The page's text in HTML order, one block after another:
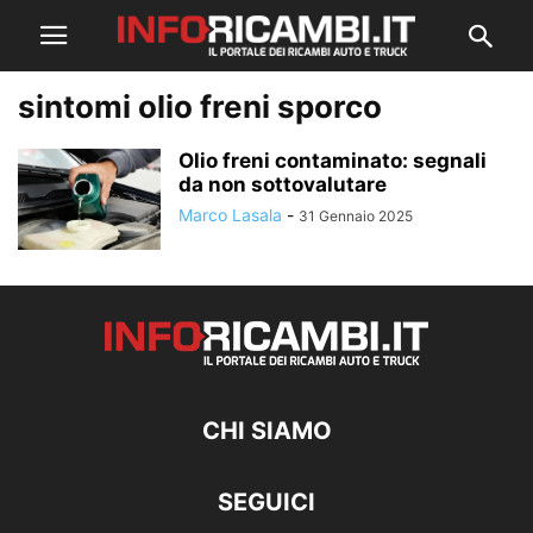
sintomi olio freni sporco
Olio freni contaminato: segnali
da non sottovalutare
Marco Lasala - 31 Gennaio 2025
CHI SIAMO
SEGUICI